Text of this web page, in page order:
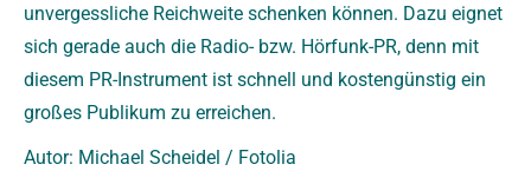
unvergessliche Reichweite schenken können. Dazu eignet
sich gerade auch die Radio- bzw. Hörfunk-PR, denn mit
diesem PR-Instrument ist schnell und kostengünstig ein
großes Publikum zu erreichen.
Autor: Michael Scheidel / Fotolia